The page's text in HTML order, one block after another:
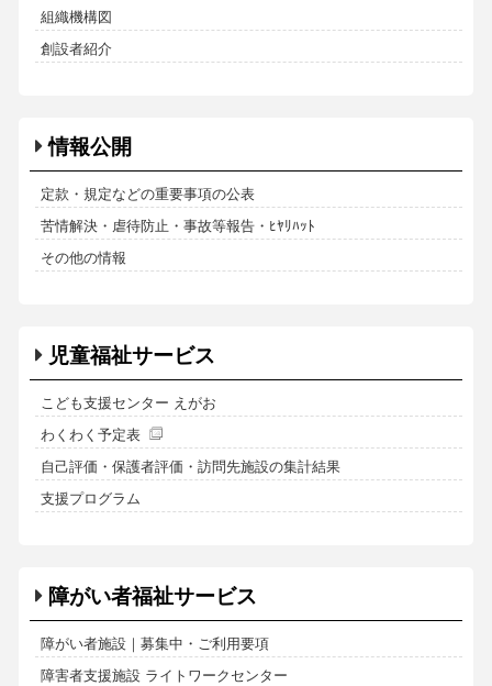
組織機構図
創設者紹介
情報公開
定款・規定などの重要事項の公表
苦情解決・虐待防止・事故等報告・ﾋﾔﾘﾊｯﾄ
その他の情報
児童福祉サービス
こども支援センター えがお
わくわく予定表
自己評価・保護者評価・訪問先施設の集計結果
支援プログラム
障がい者福祉サービス
障がい者施設｜募集中・ご利用要項
障害者支援施設 ライトワークセンター